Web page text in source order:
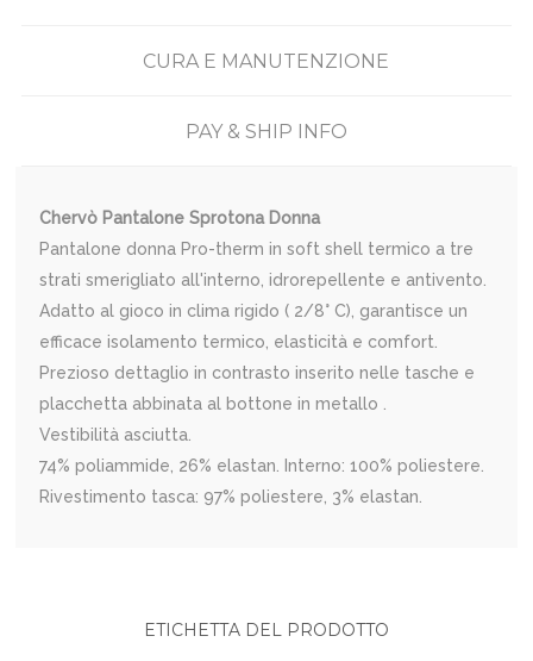
CURA E MANUTENZIONE
PAY & SHIP INFO
Chervò Pantalone Sprotona Donna
Pantalone donna Pro-therm in soft shell termico a tre
strati smerigliato all'interno, idrorepellente e antivento.
Adatto al gioco in clima rigido ( 2/8° C), garantisce un
efficace isolamento termico, elasticità e comfort.
Prezioso dettaglio in contrasto inserito nelle tasche e
placchetta abbinata al bottone in metallo .
Vestibilità asciutta.
74% poliammide, 26% elastan. Interno: 100% poliestere.
Rivestimento tasca: 97% poliestere, 3% elastan.
ETICHETTA DEL PRODOTTO